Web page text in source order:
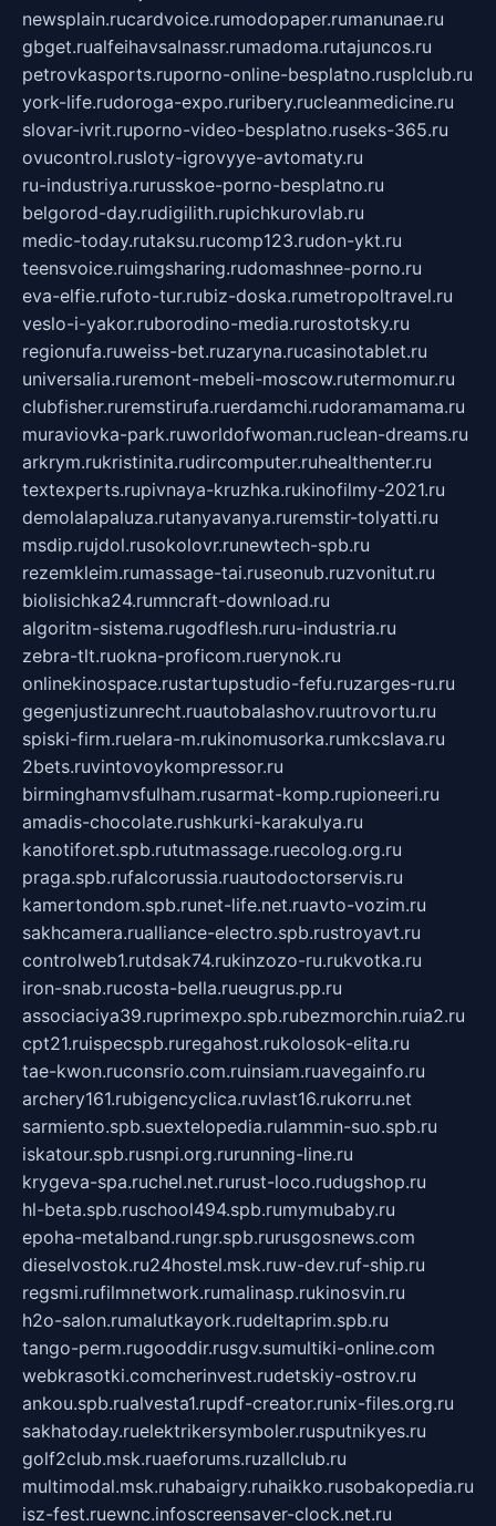
newsplain.rucardvoice.rumodopaper.rumanunae.ru
gbget.rualfeihavsalnassr.rumadoma.rutajuncos.ru
petrovkasports.ruporno-online-besplatno.rusplclub.ru
york-life.rudoroga-expo.ruribery.rucleanmedicine.ru
slovar-ivrit.ruporno-video-besplatno.ruseks-365.ru
ovucontrol.rusloty-igrovyye-avtomaty.ru
ru-industriya.rurusskoe-porno-besplatno.ru
belgorod-day.rudigilith.rupichkurovlab.ru
medic-today.rutaksu.rucomp123.rudon-ykt.ru
teensvoice.ruimgsharing.rudomashnee-porno.ru
eva-elfie.rufoto-tur.rubiz-doska.rumetropoltravel.ru
veslo-i-yakor.ruborodino-media.rurostotsky.ru
regionufa.ruweiss-bet.ruzaryna.rucasinotablet.ru
universalia.ruremont-mebeli-moscow.rutermomur.ru
clubfisher.ruremstirufa.ruerdamchi.rudoramamama.ru
muraviovka-park.ruworldofwoman.ruclean-dreams.ru
arkrym.rukristinita.rudircomputer.ruhealthenter.ru
textexperts.rupivnaya-kruzhka.rukinofilmy-2021.ru
demolalapaluza.rutanyavanya.ruremstir-tolyatti.ru
msdip.rujdol.rusokolovr.runewtech-spb.ru
rezemkleim.rumassage-tai.ruseonub.ruzvonitut.ru
biolisichka24.rumncraft-download.ru
algoritm-sistema.rugodflesh.ruru-industria.ru
zebra-tlt.ruokna-proficom.ruerynok.ru
onlinekinospace.rustartupstudio-fefu.ruzarges-ru.ru
gegenjustizunrecht.ruautobalashov.ruutrovortu.ru
spiski-firm.ruelara-m.rukinomusorka.rumkcslava.ru
2bets.ruvintovoykompressor.ru
birminghamvsfulham.rusarmat-komp.rupioneeri.ru
amadis-chocolate.rushkurki-karakulya.ru
kanotiforet.spb.rututmassage.ruecolog.org.ru
praga.spb.rufalcorussia.ruautodoctorservis.ru
kamertondom.spb.runet-life.net.ruavto-vozim.ru
sakhcamera.rualliance-electro.spb.rustroyavt.ru
controlweb1.rutdsak74.rukinzozo-ru.rukvotka.ru
iron-snab.rucosta-bella.rueugrus.pp.ru
associaciya39.ruprimexpo.spb.rubezmorchin.ruia2.ru
cpt21.ruispecspb.ruregahost.rukolosok-elita.ru
tae-kwon.ruconsrio.com.ruinsiam.ruavegainfo.ru
archery161.rubigencyclica.ruvlast16.rukorru.net
sarmiento.spb.suextelopedia.rulammin-suo.spb.ru
iskatour.spb.rusnpi.org.rurunning-line.ru
krygeva-spa.ruchel.net.rurust-loco.rudugshop.ru
hl-beta.spb.ruschool494.spb.rumymubaby.ru
epoha-metalband.rungr.spb.rurusgosnews.com
dieselvostok.ru24hostel.msk.ruw-dev.ruf-ship.ru
regsmi.rufilmnetwork.rumalinasp.rukinosvin.ru
h2o-salon.rumalutkayork.rudeltaprim.spb.ru
tango-perm.rugooddir.rusgv.sumultiki-online.com
webkrasotki.comcherinvest.rudetskiy-ostrov.ru
ankou.spb.rualvesta1.rupdf-creator.runix-files.org.ru
sakhatoday.ruelektrikersymboler.rusputnikyes.ru
golf2club.msk.ruaeforums.ruzallclub.ru
multimodal.msk.ruhabaigry.ruhaikko.rusobakopedia.ru
isz-fest.ruewnc.infoscreensaver-clock.net.ru